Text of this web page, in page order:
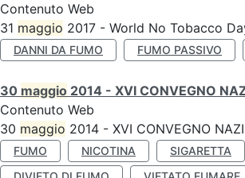
Contenuto Web
31 maggio 2017 - World No Tobacco
DANNI DA FUMO FUMO PASSIVO
30 maggio 2014 - XVI CONVEGNO
Contenuto Web
30 maggio 2014 - XVI CONVEGNO
FUMO NICOTINA SIGARETTA